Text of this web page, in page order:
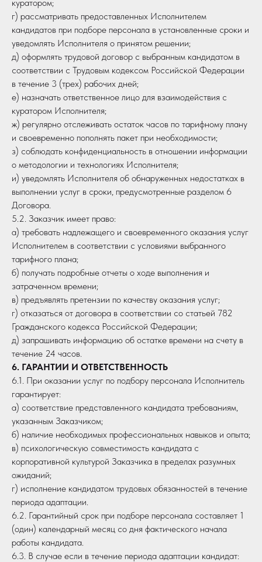
куратором;
г) рассматривать предоставленных Исполнителем
кандидатов при подборе персонала в установленные сроки и
уведомлять Исполнителя о принятом решении;
д) оформлять трудовой договор с выбранным кандидатом в
соответствии с Трудовым кодексом Российской Федерации
в течение 3 (трех) рабочих дней;
е) назначать ответственное лицо для взаимодействия с
куратором Исполнителя;
ж) регулярно отслеживать остаток часов по тарифному плану
и своевременно пополнять пакет при необходимости;
з) соблюдать конфиденциальность в отношении информации
о методологии и технологиях Исполнителя;
и) уведомлять Исполнителя об обнаруженных недостатках в
выполнении услуг в сроки, предусмотренные разделом 6
Договора.
5.2. Заказчик имеет право:
а) требовать надлежащего и своевременного оказания услуг
Исполнителем в соответствии с условиями выбранного
тарифного плана;
б) получать подробные отчеты о ходе выполнения и
затраченном времени;
в) предъявлять претензии по качеству оказания услуг;
г) отказаться от договора в соответствии со статьей 782
Гражданского кодекса Российской Федерации;
д) запрашивать информацию об остатке времени на счету в
течение 24 часов.
6. ГАРАНТИИ И ОТВЕТСТВЕННОСТЬ
6.1. При оказании услуг по подбору персонала Исполнитель
гарантирует:
а) соответствие представленного кандидата требованиям,
указанным Заказчиком;
б) наличие необходимых профессиональных навыков и опыта;
в) психологическую совместимость кандидата с
корпоративной культурой Заказчика в пределах разумных
ожиданий;
г) исполнение кандидатом трудовых обязанностей в течение
периода адаптации.
6.2. Гарантийный срок при подборе персонала составляет 1
(один) календарный месяц со дня фактического начала
работы кандидата.
6.3. В случае если в течение периода адаптации кандидат: